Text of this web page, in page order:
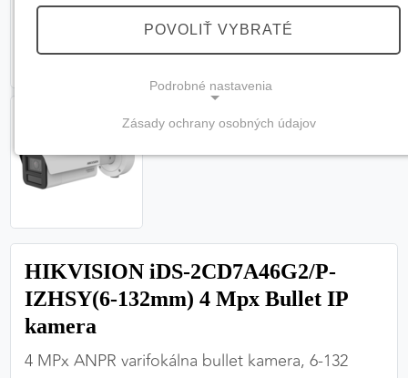
HIKVISION iDS-2CD7A46G2/P-
IZHSY(6-132mm) 4 Mpx Bullet IP
kamera
4 MPx ANPR varifokálna bullet kamera, 6-132
POVOLIŤ VYBRATÉ
Podrobné nastavenia
(vždy aktívne, nemožno vypnúť)
webovej stránky a bez nich by nebolo možné
zabezpečiť jej plnú funkčnosť.
Nevyhnutné cookies
PREFERENČNÉ COOKIES
Zásady ochrany osobných údajov